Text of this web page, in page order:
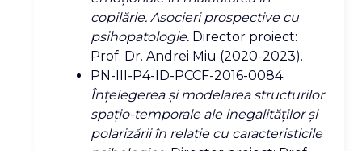
copilărie. Asocieri prospective cu
psihopatologie.Director proiect:
Prof. Dr. Andrei Miu (2020-2023).
PN-III-P4-ID-PCCF-2016-0084.
Înțelegerea și modelarea structurilor
spațio-temporale ale inegalităților și
polarizării în relație cu caracteristicile